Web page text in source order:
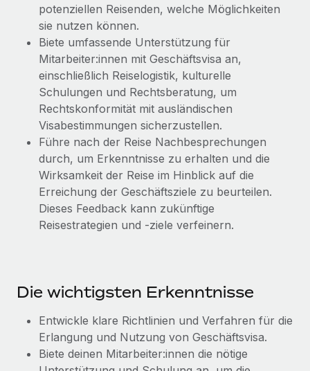
potenziellen Reisenden, welche Möglichkeiten
sie nutzen können.
Biete umfassende Unterstützung für
Mitarbeiter:innen mit Geschäftsvisa an,
einschließlich Reiselogistik, kulturelle
Schulungen und Rechtsberatung, um
Rechtskonformität mit ausländischen
Visabestimmungen sicherzustellen.
Führe nach der Reise Nachbesprechungen
durch, um Erkenntnisse zu erhalten und die
Wirksamkeit der Reise im Hinblick auf die
Erreichung der Geschäftsziele zu beurteilen.
Dieses Feedback kann zukünftige
Reisestrategien und -ziele verfeinern.
Die wichtigsten Erkenntnisse
Entwickle klare Richtlinien und Verfahren für die
Erlangung und Nutzung von Geschäftsvisa.
Biete deinen Mitarbeiter:innen die nötige